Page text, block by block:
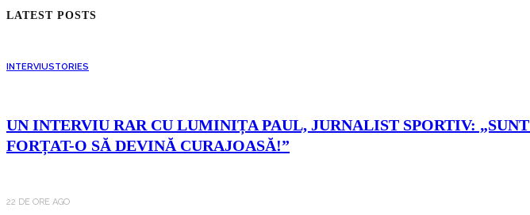
LATEST POSTS
INTERVIUSTORIES
UN INTERVIU RAR CU LUMINIȚA PAUL, JURNALIST SPORTIV:
FORȚAT-O SĂ DEVINĂ CURAJOASĂ!”
22 DE ORE AGO